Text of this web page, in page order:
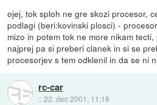
ojej, tok sploh ne gre skozi procesor,
podlagi (beri:kovinski plosci) -
mizo in potem tok ne more nikam
najprej pa si preberi clanek in si se
procesorjev s tem odklenil in da se ni
rc-car
::22. dec 2001, 11:18